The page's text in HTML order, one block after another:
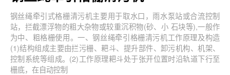
钢丝绳牵引式格栅清污机主要用于取水口，雨水泵站或合流控制
站，拦截漂浮物的粗大杂物或较重沉积物(砂、小 石块等),一般作
为中、粗格栅使用。一、钢丝绳牵引格栅清污机工作原理及构造
(1)结构组成主要由拦污栅、耙斗、提升部件、卸污机构、机架、
控制系统等组成。(2)工作原理耙斗处于张开位置时沿轨道下行至
栅底，在自动控制